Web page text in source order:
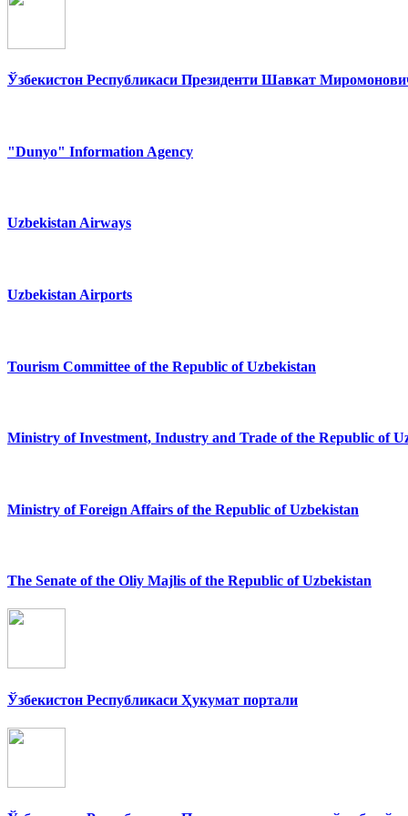
Ўзбекистон Республикаси Президенти Шавкат
"Dunyo" Information Agency
Uzbekistan Airways
Uzbekistan Airports
Tourism Committee of the Republic of Uzbekistan
Ministry of Investment, Industry and Trade of the Republic of
Ministry of Foreign Affairs of the Republic of Uzbekistan
The Senate of the Oliy Majlis of the Republic of Uzbekistan
Ўзбекистон Республикаси Ҳукумат портали